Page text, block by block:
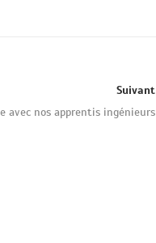
Suivant
avec nos apprentis ingénieurs